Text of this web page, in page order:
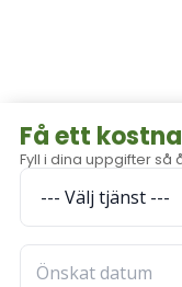
Få ett
Fyll i dina uppgifter så